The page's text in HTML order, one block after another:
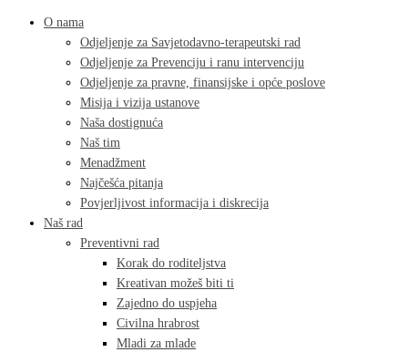
O nama
Odjeljenje za Savjetodavno-terapeutski rad
Odjeljenje za Prevenciju i ranu intervenciju
Odjeljenje za pravne, finansijske i opće poslove
Misija i vizija ustanove
Naša dostignuća
Naš tim
Menadžment
Najčešća pitanja
Povjerljivost informacija i diskrecija
Naš rad
Preventivni rad
Korak do roditeljstva
Kreativan možeš biti ti
Zajedno do uspjeha
Civilna hrabrost
Mladi za mlade